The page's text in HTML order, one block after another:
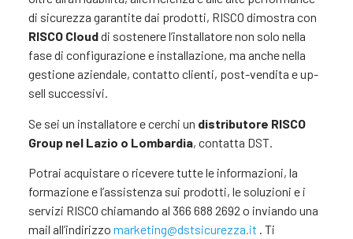
di sicurezza garantite dai prodotti, RISCO dimostra con
RISCO Clouddi sostenere l’installatore non solo nella
fase di configurazione e installazione, ma anche nella
gestione aziendale, contatto clienti, post-vendita e up-
sell successivi.
Se sei un installatore e cerchi un distributore RISCO
Group nel Lazio o Lombardia, contatta DST.
Potrai acquistare o ricevere tutte le informazioni, la
formazione e l’assistenza sui prodotti, le soluzioni e i
servizi RISCO chiamando al 366 688 2692 o inviando una
mail all’indirizzo marketing@dstsicurezza.it . Ti